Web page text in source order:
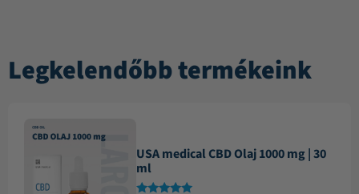
Legkelendőbb termékeink
USA medical CBD Olaj 1000 mg | 30
ml